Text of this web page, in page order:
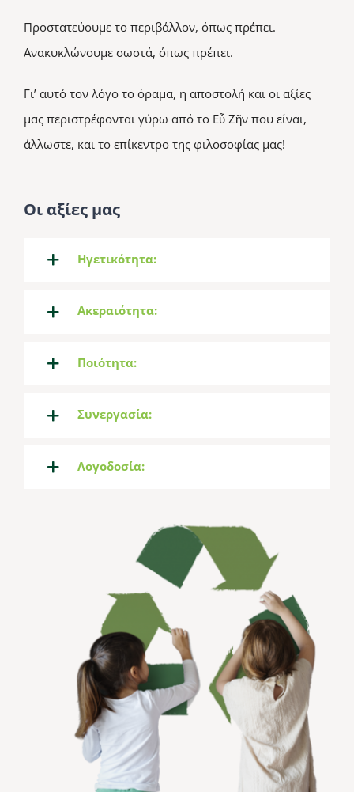
Προστατεύουμε το περιβάλλον, όπως πρέπει.
Ανακυκλώνουμε σωστά, όπως πρέπει.
Γι’ αυτό τον λόγο το όραμα, η αποστολή και οι αξίες
μας περιστρέφονται γύρω από το Εὖ Ζῆν που είναι,
άλλωστε, και το επίκεντρο της φιλοσοφίας μας!
Οι αξίες μας
Ηγετικότητα:
Ακεραιότητα:
Ποιότητα:
Συνεργασία:
Λογοδοσία: